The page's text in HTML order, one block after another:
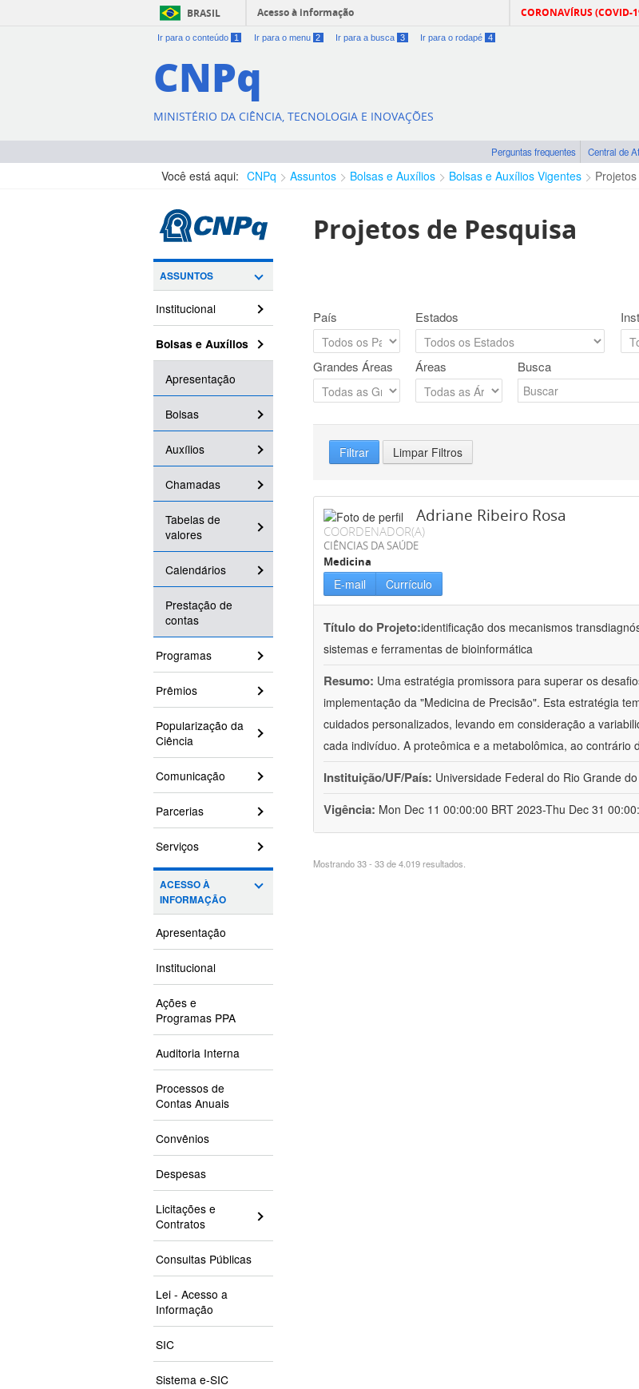
BRASIL Acesso à informação CORONAVÍRUS (COVID-
Ir para o conteúdo 1 Ir para o menu 2 Ir para a busca 3 Ir para o rodapé 4
CNPq
MINISTÉRIO DA CIÊNCIA, TECNOLOGIA E INOVAÇÕES
Perguntas frequentes Central de
Você está aqui: CNPq Assuntos Bolsas e Auxílios Bolsas e Auxílios Vigentes
ASSUNTOS
Institucional
Bolsas e Auxílios
Apresentação
Bolsas
Auxílios
Chamadas
Tabelas de
valores
Calendários
Prestação de
contas
Programas
Prêmios
Popularização da
Ciência
Comunicação
Parcerias
Serviços
ACESSO À
INFORMAÇÃO
Apresentação
Institucional
Ações e
Programas PPA
Auditoria Interna
Processos de
Contas Anuais
Convênios
Despesas
Licitações e
Contratos
Consultas Públicas
Lei - Acesso a
Informação
SIC
Sistema e-SIC
Projetos de Pesquisa
País Estados
Grandes Áreas Áreas Busca
Filtrar Limpar Filtros
Adriane Ribeiro Rosa
COORDENADOR(A)
CIÊNCIAS DA SAÚDE
Medicina
E-mail Currículo
Título do Projeto:identificação dos mecanismos
sistemas e ferramentas de bioinformática
Resumo: Uma estratégia promissora para superar os
implementação da "Medicina de Precisão". Esta estratégia
cuidados personalizados, levando em consideração a
cada indivíduo. A proteômica e a metabolômica, ao contrário
Instituição/UF/País: Universidade Federal do Rio Grande
Vigência: Mon Dec 11 00:00:00 BRT 2023-Thu Dec 31
Mostrando 33 - 33 de 4.019 resultados.